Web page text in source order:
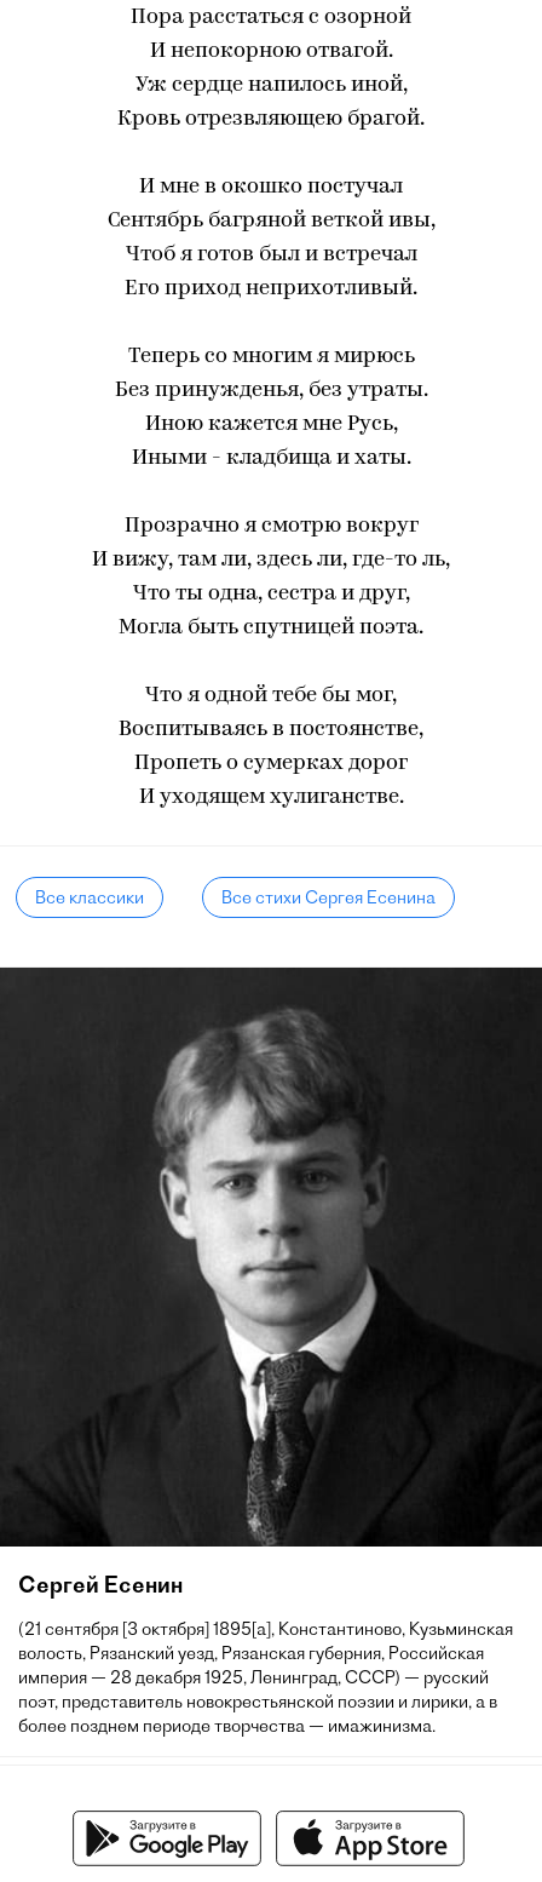
Пора расстаться с озорной
И непокорною отвагой.
Уж сердце напилось иной,
Кровь отрезвляющею брагой.
И мне в окошко постучал
Сентябрь багряной веткой ивы,
Чтоб я готов был и встречал
Его приход неприхотливый.
Теперь со многим я мирюсь
Без принужденья, без утраты.
Иною кажется мне Русь,
Иными - кладбища и хаты.
Прозрачно я смотрю вокруг
И вижу, там ли, здесь ли, где-то ль,
Что ты одна, сестра и друг,
Могла быть спутницей поэта.
Что я одной тебе бы мог,
Воспитываясь в постоянстве,
Пропеть о сумерках дорог
И уходящем хулиганстве.
Все классики Все стихи Сергея Есенина
Сергей Есенин
(21 сентября [3 октября] 1895[a], Константиново, Кузьминская
волость, Рязанский уезд, Рязанская губерния, Российская
империя — 28 декабря 1925, Ленинград, СССР) — русский
поэт, представитель новокрестьянской поэзии и лирики, а в
более позднем периоде творчества — имажинизма.